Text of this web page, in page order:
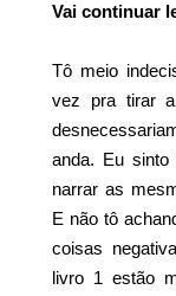
Vai continuar
Tô meio
vez pra tirar
anda. Eu
narrar as
E não tô
coisas
livro 1 estão